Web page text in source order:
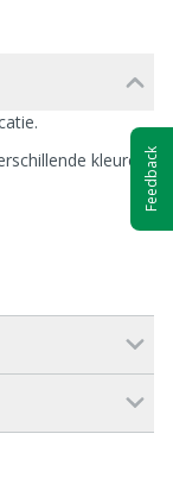
kleuren.Feedback